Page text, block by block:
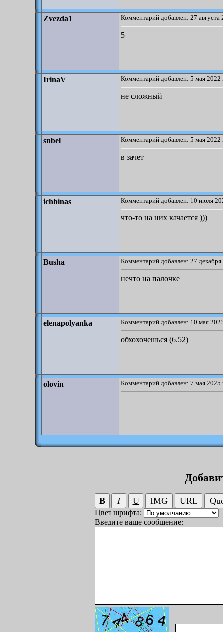
Zvezda1 Комментарий добавлен: 27 августа
5
IrinaV Комментарий добавлен: 5 мая 2022
не сложный
snbel Комментарий добавлен: 5 мая 2022
в зачет
ichbinas Комментарий добавлен: 10 июля
что-то на них качается )))
Busha Комментарий добавлен: 27
нечто на палочке
elenapolyanka Комментарий добавлен: 10 мая
обхохочешься (6.52)
olovin Комментарий добавлен: 7 мая 2025
Цвет шрифта:
Введите ваше сообщение: